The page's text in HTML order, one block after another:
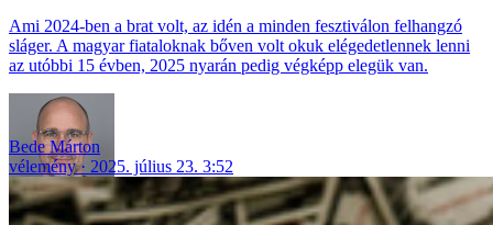
Ami 2024-ben a brat volt, az idén a minden fesztiválon felhangzó
sláger. A magyar fiataloknak bőven volt okuk elégedetlennek lenni
az utóbbi 15 évben, 2025 nyarán pedig végképp elegük van.
Bede Márton
vélemény
2025. július 23. 3:52